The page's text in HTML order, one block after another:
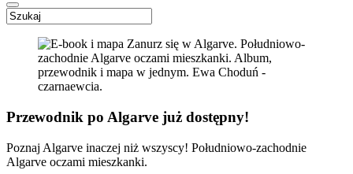
Przewodnik po Algarve już dostępny!
Poznaj Algarve inaczej niż wszyscy! Południowo-zachodnie
Algarve oczami mieszkanki.